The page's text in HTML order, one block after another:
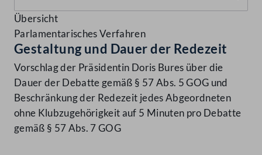
Übersicht
Parlamentarisches Verfahren
Gestaltung und Dauer der Redezeit
Vorschlag der Präsidentin Doris Bures über die
Dauer der Debatte gemäß § 57 Abs. 5 GOG und
Beschränkung der Redezeit jedes Abgeordneten
ohne Klubzugehörigkeit auf 5 Minuten pro Debatte
gemäß § 57 Abs. 7 GOG